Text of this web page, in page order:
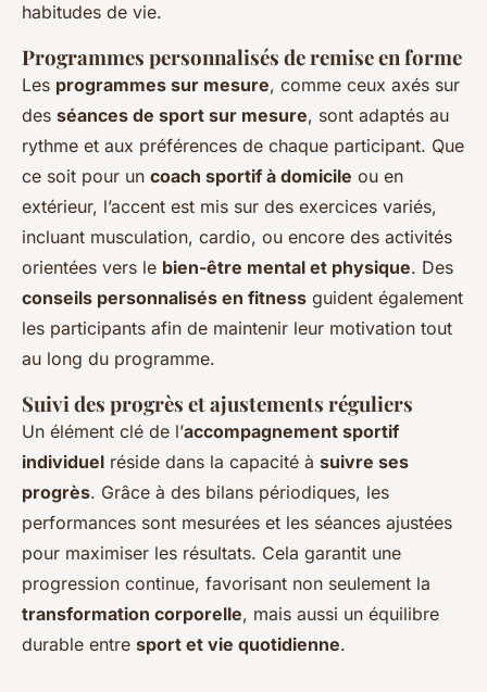
habitudes de vie.
Programmes personnalisés de remise en forme
Les programmes sur mesure, comme ceux axés sur
des séances de sport sur mesure, sont adaptés au
rythme et aux préférences de chaque participant. Que
ce soit pour un coach sportif à domicile ou en
extérieur, l’accent est mis sur des exercices variés,
incluant musculation, cardio, ou encore des activités
orientées vers le bien-être mental et physique. Des
conseils personnalisés en fitness guident également
les participants afin de maintenir leur motivation tout
au long du programme.
Suivi des progrès et ajustements réguliers
Un élément clé de l’accompagnement sportif
individuel réside dans la capacité à suivre ses
progrès. Grâce à des bilans périodiques, les
performances sont mesurées et les séances ajustées
pour maximiser les résultats. Cela garantit une
progression continue, favorisant non seulement la
transformation corporelle, mais aussi un équilibre
durable entre sport et vie quotidienne.